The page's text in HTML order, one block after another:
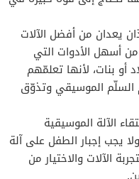
يعدان من أفضل الآلات
أسهل الأدوات التي
أو بنات، لأنها تعلمّهم
السلّم الموسيقي وتذوّق
الآلة الموسيقية
يجب إجبار الطفل على آلة
الآلات والاختيار من